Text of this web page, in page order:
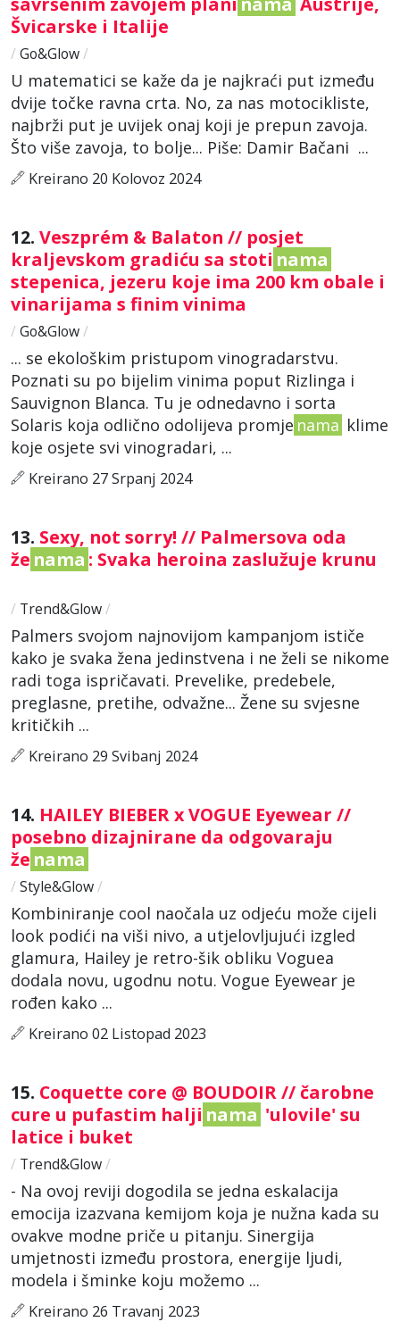
Švicarske i Italije
/ Go&Glow/
U matematici se kaže da je najkraći put između
dvije točke ravna crta. No, za nas motocikliste,
najbrži put je uvijek onaj koji je prepun zavoja.
Što više zavoja, to bolje... Piše: Damir Bačani ...
Kreirano 20 Kolovoz 2024
12. Veszprém & Balaton // posjet
kraljevskom gradiću sa stoti nama
stepenica, jezeru koje ima 200 km obale i
vinarijama s finim vinima
/ Go&Glow/
... se ekološkim pristupom vinogradarstvu.
Poznati su po bijelim vinima poput Rizlinga i
Sauvignon Blanca. Tu je odnedavno i sorta
Solaris koja odlično odolijeva promje nama klime
koje osjete svi vinogradari, ...
Kreirano 27 Srpanj 2024
13. Sexy, not sorry! // Palmersova oda
že nama : Svaka heroina zaslužuje krunu
/ Trend&Glow/
Palmers svojom najnovijom kampanjom ističe
kako je svaka žena jedinstvena i ne želi se nikome
radi toga ispričavati. Prevelike, predebele,
preglasne, pretihe, odvažne... Žene su svjesne
kritičkih ...
Kreirano 29 Svibanj 2024
14. HAILEY BIEBER x VOGUE Eyewear //
posebno dizajnirane da odgovaraju
že nama
/ Style&Glow/
Kombiniranje cool naočala uz odjeću može cijeli
look podići na viši nivo, a utjelovljujući izgled
glamura, Hailey je retro-šik obliku Voguea
dodala novu, ugodnu notu. Vogue Eyewear je
rođen kako ...
Kreirano 02 Listopad 2023
15. Coquette core @ BOUDOIR // čarobne
cure u pufastim halji nama 'ulovile' su
latice i buket
/ Trend&Glow/
- Na ovoj reviji dogodila se jedna eskalacija
emocija izazvana kemijom koja je nužna kada su
ovakve modne priče u pitanju. Sinergija
umjetnosti između prostora, energije ljudi,
modela i šminke koju možemo ...
Kreirano 26 Travanj 2023